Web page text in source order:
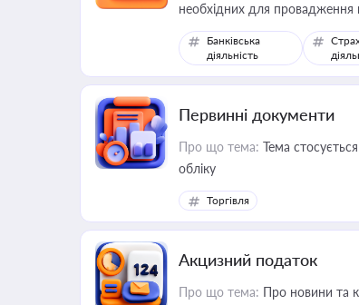
необхідних для провадження
Банківська
діяльність
Первинні документи
Про що тема: Тема
обліку
Торгівля
Акцизний податок
Про що тема: Про новини та